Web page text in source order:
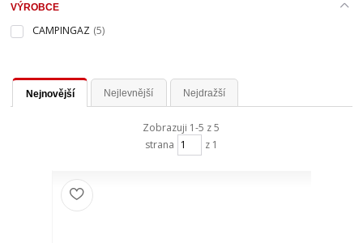
VÝROBCE
CAMPINGAZ (5)
Nejnovější Nejlevnější Nejdražší
Zobrazuji 1-5 z 5
strana
z 1